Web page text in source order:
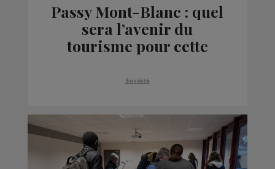
Passy Mont-Blanc : quel
sera l’avenir du
tourisme pour cette
Société